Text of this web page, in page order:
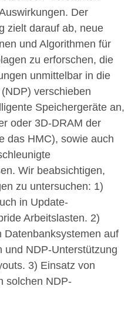
Der
zielt darauf ab, neue
und Algorithmen für
zu erforschen, die
unmittelbar in die
verschieben
Speichergeräte an,
oder 3D-DRAM der
das HMC), sowie auch
Wir beabsichtigen,
zu untersuchen: 1)
in Update-
Arbeitslasten. 2)
Datenbanksystemen auf
und NDP-Unterstützung
3) Einsatz von
solchen NDP-